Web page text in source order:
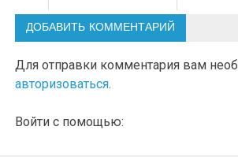
ДОБАВИТЬ КОММЕНТАРИЙ
Для отправки комментария вам
авторизоваться.
Войти с помощью: